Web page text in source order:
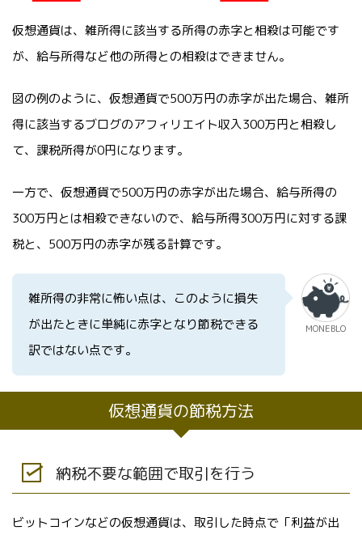
仮想通貨は、雑所得に該当する所得の赤字と相殺は可能です
が、給与所得など他の所得との相殺はできません。
図の例のように、仮想通貨で500万円の赤字が出た場合、雑所
得に該当するブログのアフィリエイト収入300万円と相殺し
て、課税所得が0円になります。
一方で、仮想通貨で500万円の赤字が出た場合、給与所得の
300万円とは相殺できないので、給与所得300万円に対する課
税と、500万円の赤字が残る計算です。
雑所得の非常に怖い点は、このように損失
が出たときに単純に赤字となり節税できる
訳ではない点です。
MONEBLO
仮想通貨の節税方法
納税不要な範囲で取引を行う
ビットコインなどの仮想通貨は、取引した時点で「利益が出